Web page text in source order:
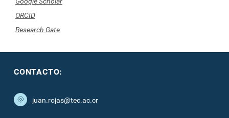
ORCID
Research Gate
CONTACTO:
juan.rojas@tec.ac.cr